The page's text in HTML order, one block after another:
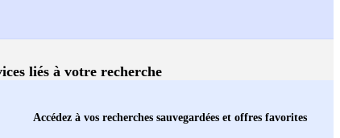
liés à votre recherche
Accédez à vos recherches sauvegardées et offres favorites